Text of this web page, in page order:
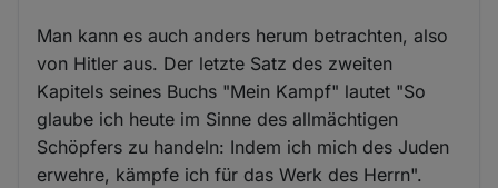
Man kann es auch anders herum betrachten, also
von Hitler aus. Der letzte Satz des zweiten
Kapitels seines Buchs "Mein Kampf" lautet "So
glaube ich heute im Sinne des allmächtigen
Schöpfers zu handeln: Indem ich mich des Juden
erwehre, kämpfe ich für das Werk des Herrn".